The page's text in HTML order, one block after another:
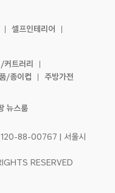
셀프인테리어
커트러리
/종이컵 주방가전
120-88-00767 | 서울시
RESERVED
뉴스룸